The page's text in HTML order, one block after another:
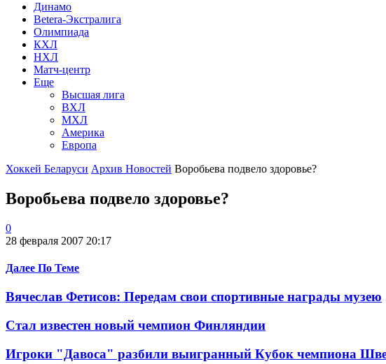
Динамо
Betera-Экстралига
Олимпиада
КХЛ
НХЛ
Матч-центр
Еще
Высшая лига
ВХЛ
МХЛ
Америка
Европа
Хоккей Беларуси Архив Новостей Воробьева подвело здоровье?
Воробьева подвело здоровье?
0
28 февраля 2007 20:17
Далее По Теме
Вячеслав Фетисов: Передам свои спортивные награды музею
Стал известен новый чемпион Финляндии
Игроки "Давоса" разбили выигранный Кубок чемпиона